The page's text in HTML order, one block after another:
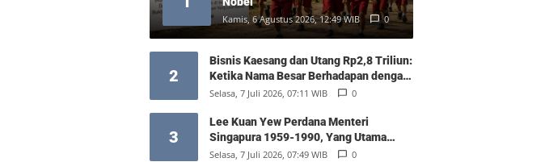
Kamis, 6 Agustus 2026, 12:49 WIB 0
2
Bisnis Kaesang dan Utang Rp2,8 Triliun:
Ketika Nama Besar Berhadapan dengan
Hukum Pasar
Selasa, 7 Juli 2026, 07:11 WIB 0
3
Lee Kuan Yew Perdana Menteri
Singapura 1959-1990, Yang Utama
Diantara Yang Sederajat
Selasa, 7 Juli 2026, 07:49 WIB 0